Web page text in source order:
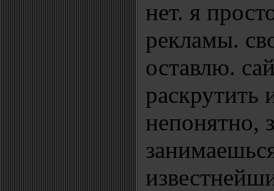
нет. я
рекламы.
оставлю.
раскрутить
непонятно,